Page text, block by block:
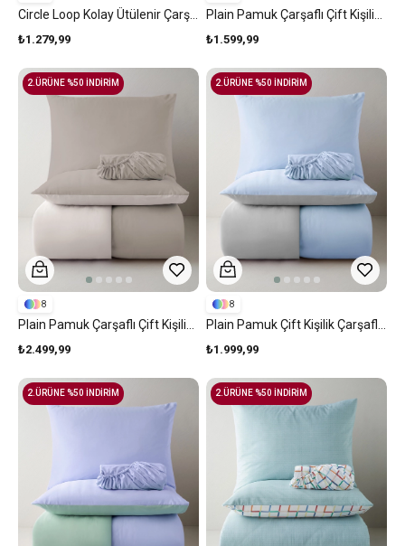
₺1.279,99 ₺1.599,99
₺2.499,99
8
2.ÜRÜNE %50 İNDİRİM
₺1.999,99
8
2.ÜRÜNE %50 İNDİRİM
2.ÜRÜNE %50 İNDİRİM 2.ÜRÜNE %50 İNDİRİM